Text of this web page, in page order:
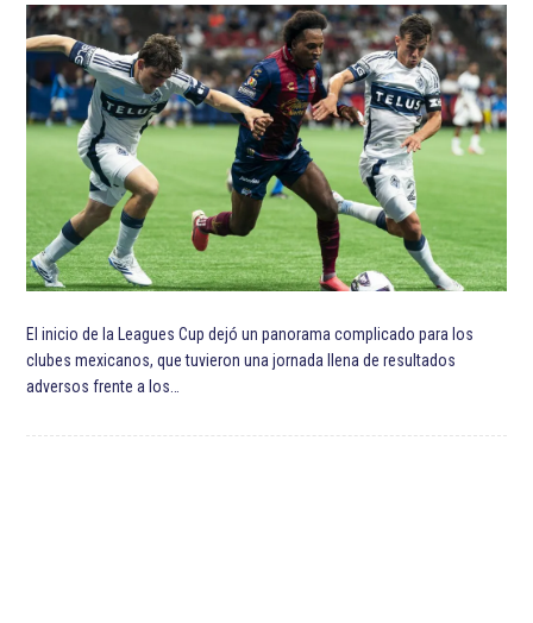
El inicio de la Leagues Cup dejó un panorama complicado para los
clubes mexicanos, que tuvieron una jornada llena de resultados
adversos frente a los…